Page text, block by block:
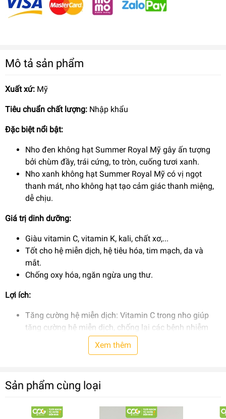
Mô tả sản phẩm
Xuất xứ: Mỹ
Tiêu chuẩn chất lượng: Nhập khẩu
Đặc biệt nổi bật:
Nho đen không hạt Summer Royal Mỹ gây ấn tượng
bởi chùm đầy, trái cứng, to tròn, cuống tươi xanh.
Nho xanh không hạt Summer Royal Mỹ có vị ngọt
thanh mát, nho không hạt tạo cảm giác thanh miệng,
dễ chịu.
Giá trị dinh dưỡng:
Giàu vitamin C, vitamin K, kali, chất xơ,...
Tốt cho hệ miễn dịch, hệ tiêu hóa, tim mạch, da và
mắt.
Chống oxy hóa, ngăn ngừa ung thư.
Lợi ích:
Tăng cường hệ miễn dịch: Vitamin C trong nho giúp
tăng cường hệ miễn dịch, chống lại các bệnh nhiễm
Hỗ trợ tiêu hóa: Chất xơ trong nho giúp hỗ trợ tiêu hóa,
áp, giảm nguy cơ mắc bệnh tim mạch.
hóa, làm đẹp da.
Xem thêm
Sản phẩm cùng loại